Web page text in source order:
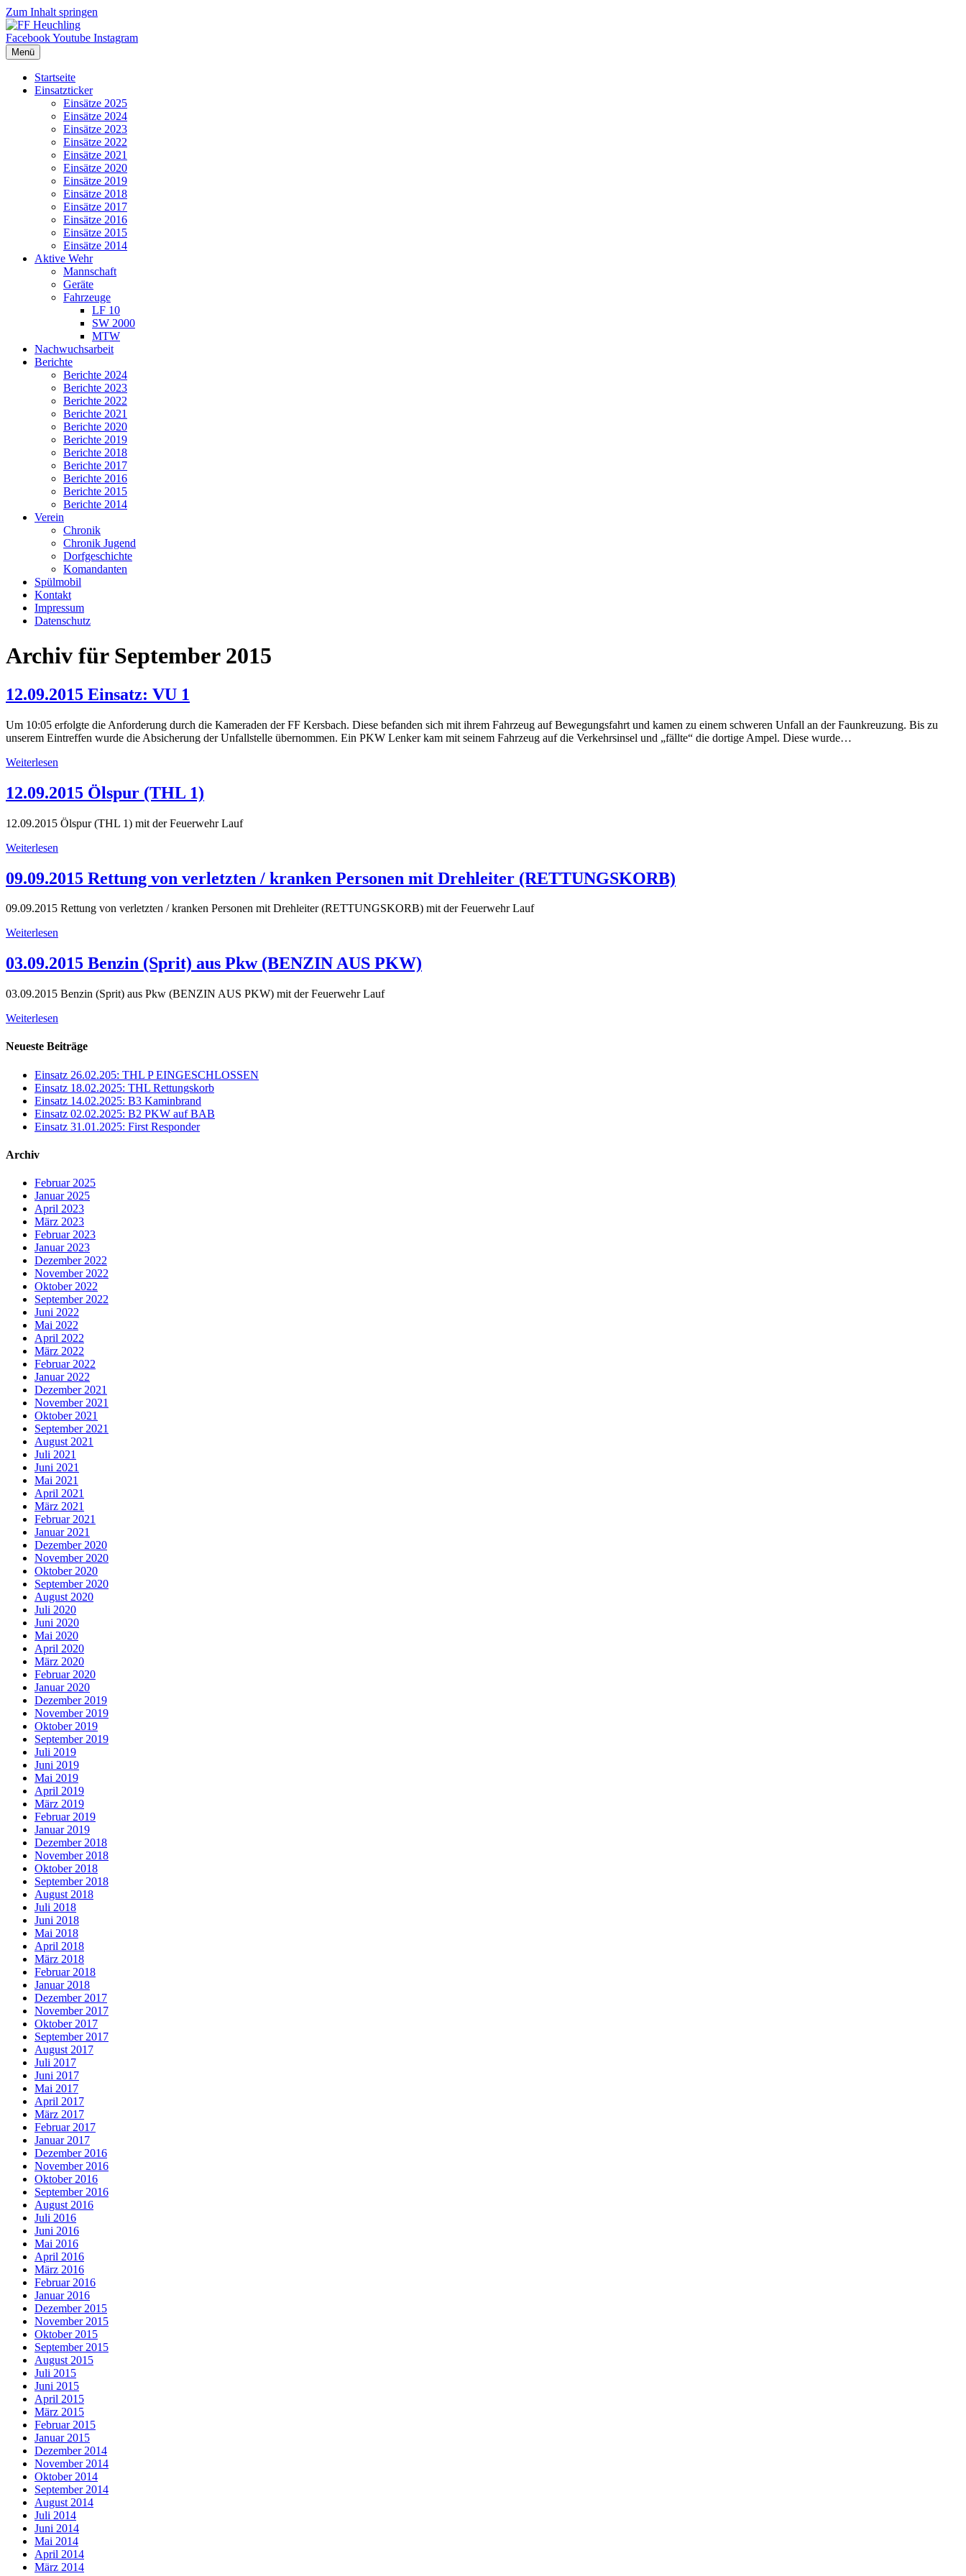
Zum Inhalt springen
FacebookYoutube Instagram
Menü
Startseite
Einsatzticker
Einsätze 2025
Einsätze 2024
Einsätze 2023
Einsätze 2022
Einsätze 2021
Einsätze 2020
Einsätze 2019
Einsätze 2018
Einsätze 2017
Einsätze 2016
Einsätze 2015
Einsätze 2014
Aktive Wehr
Mannschaft
Geräte
Fahrzeuge
LF 10
SW 2000
MTW
Nachwuchsarbeit
Berichte
Berichte 2024
Berichte 2023
Berichte 2022
Berichte 2021
Berichte 2020
Berichte 2019
Berichte 2018
Berichte 2017
Berichte 2016
Berichte 2015
Berichte 2014
Verein
Chronik
Chronik Jugend
Dorfgeschichte
Komandanten
Spülmobil
Kontakt
Impressum
Datenschutz
Archiv für September 2015
12.09.2015 Einsatz: VU 1
Um 10:05 erfolgte die Anforderung durch die Kameraden der FF Kersbach. Diese befanden sich mit ihrem Fahrzeug auf Bewegungsfahrt und kamen zu einem schweren Unfall an der Faunkreuzung. Bis zu
unserem Eintreffen wurde die Absicherung der Unfallstelle übernommen. Ein PKW Lenker kam mit seinem Fahrzeug auf die Verkehrsinsel und „fällte“ die dortige Ampel. Diese wurde…
Weiterlesen
12.09.2015 Ölspur (THL 1)
12.09.2015 Ölspur (THL 1) mit der Feuerwehr Lauf
Weiterlesen
09.09.2015 Rettung von verletzten / kranken Personen mit Drehleiter (RETTUNGSKORB)
09.09.2015 Rettung von verletzten / kranken Personen mit Drehleiter (RETTUNGSKORB) mit der Feuerwehr Lauf
Weiterlesen
03.09.2015 Benzin (Sprit) aus Pkw (BENZIN AUS PKW)
03.09.2015 Benzin (Sprit) aus Pkw (BENZIN AUS PKW) mit der Feuerwehr Lauf
Weiterlesen
Neueste Beiträge
Einsatz 26.02.205: THL P EINGESCHLOSSEN
Einsatz 18.02.2025: THL Rettungskorb
Einsatz 14.02.2025: B3 Kaminbrand
Einsatz 02.02.2025: B2 PKW auf BAB
Einsatz 31.01.2025: First Responder
Archiv
Februar 2025
Januar 2025
April 2023
März 2023
Februar 2023
Januar 2023
Dezember 2022
November 2022
Oktober 2022
September 2022
Juni 2022
Mai 2022
April 2022
März 2022
Februar 2022
Januar 2022
Dezember 2021
November 2021
Oktober 2021
September 2021
August 2021
Juli 2021
Juni 2021
Mai 2021
April 2021
März 2021
Februar 2021
Januar 2021
Dezember 2020
November 2020
Oktober 2020
September 2020
August 2020
Juli 2020
Juni 2020
Mai 2020
April 2020
März 2020
Februar 2020
Januar 2020
Dezember 2019
November 2019
Oktober 2019
September 2019
Juli 2019
Juni 2019
Mai 2019
April 2019
März 2019
Februar 2019
Januar 2019
Dezember 2018
November 2018
Oktober 2018
September 2018
August 2018
Juli 2018
Juni 2018
Mai 2018
April 2018
März 2018
Februar 2018
Januar 2018
Dezember 2017
November 2017
Oktober 2017
September 2017
August 2017
Juli 2017
Juni 2017
Mai 2017
April 2017
März 2017
Februar 2017
Januar 2017
Dezember 2016
November 2016
Oktober 2016
September 2016
August 2016
Juli 2016
Juni 2016
Mai 2016
April 2016
März 2016
Februar 2016
Januar 2016
Dezember 2015
November 2015
Oktober 2015
September 2015
August 2015
Juli 2015
Juni 2015
April 2015
März 2015
Februar 2015
Januar 2015
Dezember 2014
November 2014
Oktober 2014
September 2014
August 2014
Juli 2014
Juni 2014
Mai 2014
April 2014
März 2014